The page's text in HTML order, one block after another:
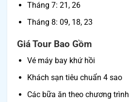
Tháng 7: 21, 26
Tháng 8: 09, 18, 23
Giá Tour Bao Gồm
Vé máy bay khứ hồi
Khách sạn tiêu chuẩn 4 sao
Các bữa ăn theo chương trình